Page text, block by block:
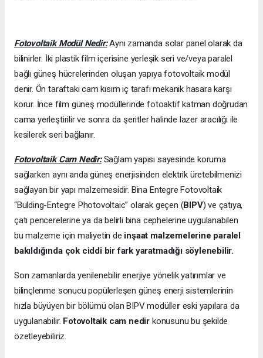
Fotovoltaik Modül Nedir:Aynı zamanda solar panel olarak da
bilinirler. İki plastik film içerisine yerleşik seri ve/veya paralel
bağlı güneş hücrelerinden oluşan yapıya fotovoltaik modül
denir. Ön taraftaki cam kısım iç tarafı mekanik hasara karşı
korur. İnce film güneş modüllerinde fotoaktif katman doğrudan
cama yerleştirilir ve sonra da şeritler halinde lazer aracılığı ile
kesilerek seri bağlanır.
Fotovoltaik Cam Nedir:Sağlam yapısı sayesinde koruma
sağlarken aynı anda güneş enerjisinden elektrik üretebilmenizi
sağlayan bir yapı malzemesidir. Bina Entegre Fotovoltaik
“Bulding-Entegre Photovoltaic” olarak geçen (BIPV) ve çatıya,
çatı pencerelerine ya da belirli bina cephelerine uygulanabilen
bu malzeme için maliyetin de inşaat malzemelerine paralel
bakıldığında çok ciddi bir fark yaratmadığı söylenebilir.
Son zamanlarda yenilenebilir enerjiye yönelik yatırımlar ve
bilinçlenme sonucu popülerleşen güneş enerji sistemlerinin
hızla büyüyen bir bölümü olan BIPV modüller eski yapılara da
uygulanabilir. Fotovoltaik cam nedir konusunu bu şekilde
özetleyebiliriz.